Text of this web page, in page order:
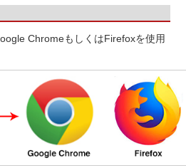
ChromeもしくはFirefoxを使用